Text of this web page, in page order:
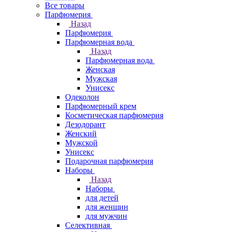
Все товары
Парфюмерия
Назад
Парфюмерия
Парфюмерная вода
Назад
Парфюмерная вода
Женская
Мужская
Унисекс
Одеколон
Парфюмерный крем
Косметическая парфюмерия
Дезодорант
Женский
Мужской
Унисекс
Подарочная парфюмерия
Наборы
Назад
Наборы
для детей
для женщин
для мужчин
Селективная